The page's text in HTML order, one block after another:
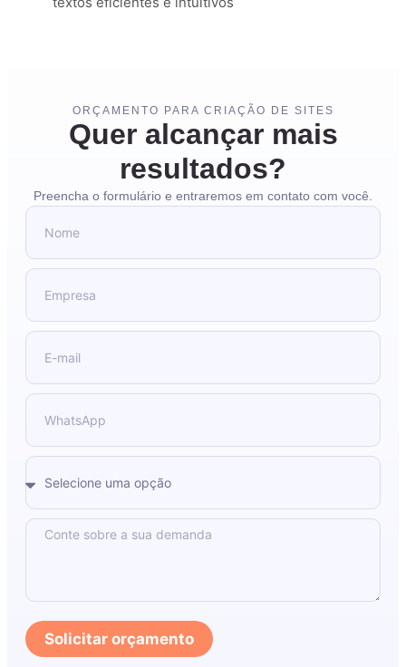
ORÇAMENTO PARA CRIAÇÃO DE SITES
Quer alcançar mais
resultados?
Preencha o formulário e entraremos em contato com você.
Solicitar orçamento